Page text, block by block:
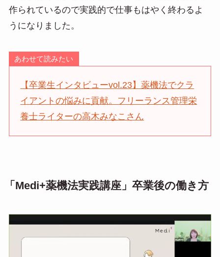
作られているので実践的で仕事もはやく終わるよ
うになりました。
あわせて読みたい
【卒業生インタビューvol.23】薬機法でクラ
イアントの悩みに貢献。フリーランス管理栄
養士ライターの高木みなこさん
「Medi+薬機法実践講座」卒業後の働き方